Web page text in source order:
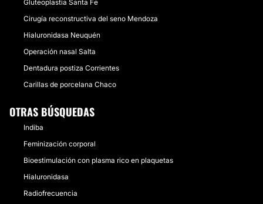
Gluteoplastia Santa Fe
Cirugía reconstructiva del seno Mendoza
Hialuronidasa Neuquén
Operación nasal Salta
Dentadura postiza Corrientes
Carillas de porcelana Chaco
OTRAS BÚSQUEDAS
Indiba
Feminización corporal
Bioestimulación con plasma rico en plaquetas
Hialuronidasa
Radiofrecuencia